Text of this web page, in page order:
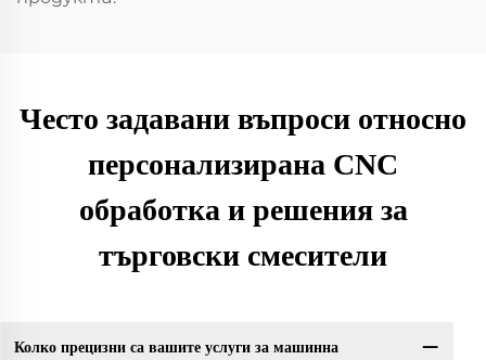
Често задавани въпроси относно
персонализирана CNC
обработка и решения за
търговски смесители
Колко прецизни са вашите услуги за машинна